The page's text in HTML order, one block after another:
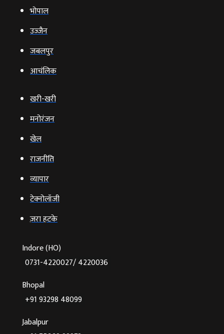
भोपाल
उज्‍जैन
जबलपुर
आचंलिक
खरी-खरी
मनोरंजन
खेल
राजनीति
व्‍यापार
टेक्‍नोलॉजी
ज़रा हटके
Indore (HO)
0731-4220027/ 4220036
Bhopal
+91 93298 48099
Jabalpur